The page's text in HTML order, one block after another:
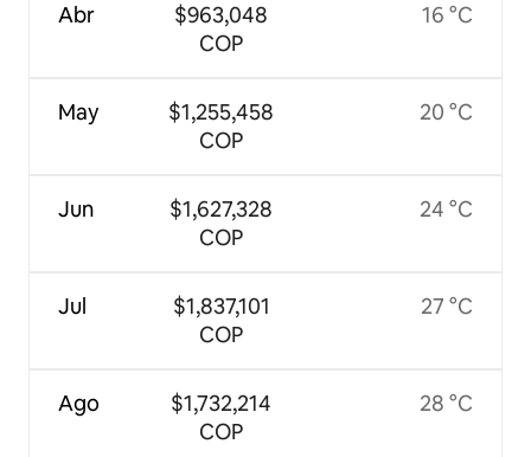
Abr
May
Jun
Jul
Ago
$963,048
COP
$1,255,458
COP
$1,627,328
COP
$1,837,101
COP
$1,732,214
COP
16 °C
20 °C
24 °C
27 °C
28 °C